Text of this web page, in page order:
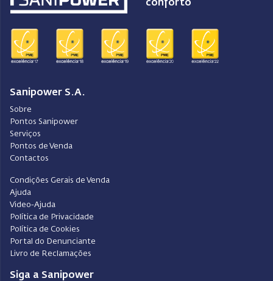
conforto
Sanipower S.A.
Sobre
Pontos Sanipower
Serviços
Pontos de Venda
Contactos
Condições Gerais de Venda
Ajuda
Video-Ajuda
Política de Privacidade
Política de Cookies
Portal do Denunciante
Livro de Reclamações
Siga a Sanipower